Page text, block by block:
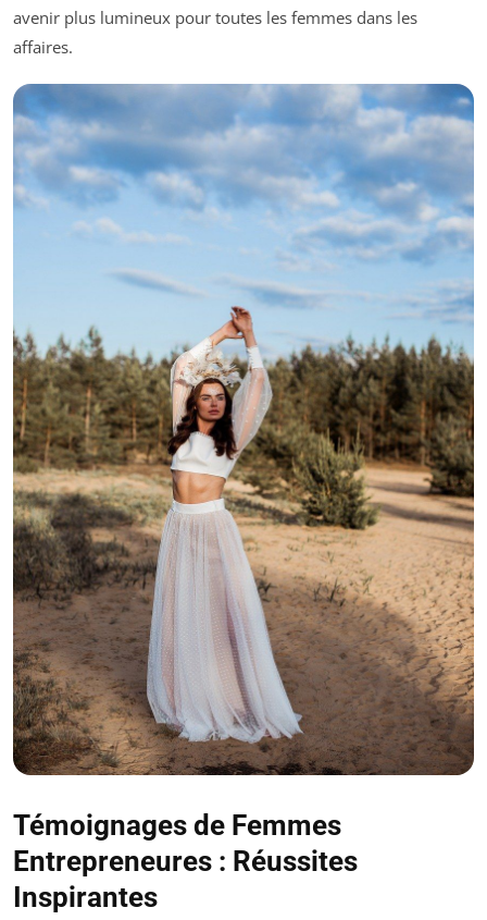
avenir plus lumineux pour toutes les femmes dans les
affaires.
Témoignages de Femmes
Entrepreneures : Réussites
Inspirantes